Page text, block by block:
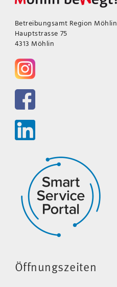
Betreibungsamt Region Möhlin
Hauptstrasse 75
4313 Möhlin
Öffnungszeiten